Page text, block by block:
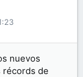
nuevos
récords de